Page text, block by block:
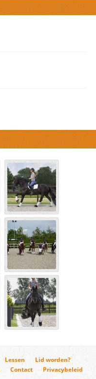
Lessen
Lid worden?
Contact Privacybeleid